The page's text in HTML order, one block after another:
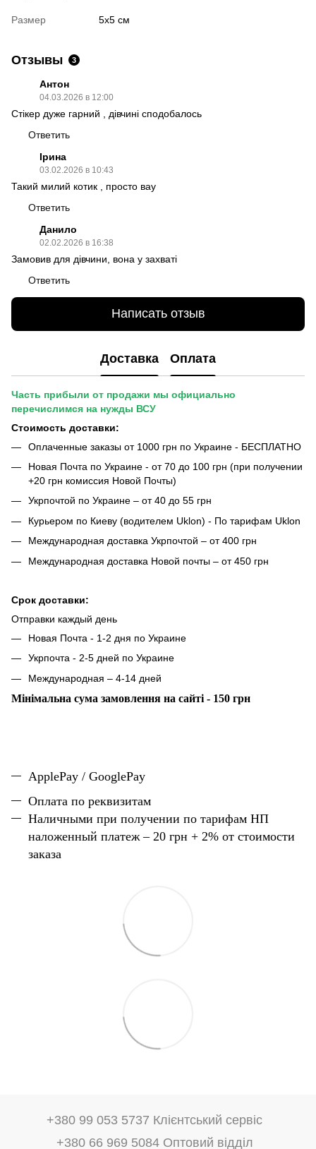
Размер 5х5 см
Отзывы 3
Антон
04.03.2026 в 12:00
Стікер дуже гарний , дівчині сподобалось
Ответить
Ірина
03.02.2026 в 10:43
Такий милий котик , просто вау
Ответить
Данило
02.02.2026 в 16:38
Замовив для дівчини, вона у захваті
Ответить
Написать отзыв
Доставка Оплата
Часть прибыли от продажи мы официально
перечислимся на нужды ВСУ
Стоимость доставки:
Оплаченные заказы от 1000 грн по Украине - БЕСПЛАТНО
Новая Почта по Украине - от 70 до 100 грн (при получении
+20 грн комиссия Новой Почты)
Укрпочтой по Украине – от 40 до 55 грн
Курьером по Киеву (водителем Uklon) - По тарифам Uklon
Международная доставка Укрпочтой – от 400 грн
Международная доставка Новой почты – от 450 грн
Срок доставки:
Отправки каждый день
Новая Почта - 1-2 дня по Украине
Укрпочта - 2-5 дней по Украине
Международная – 4-14 дней
Мінімальна сума замовлення на сайті - 150 грн
ApplePay / GooglePay
Оплата по реквизитам
Наличными при получении по тарифам НП
наложенный платеж – 20 грн + 2% от стоимости
заказа
+380 99 053 5737 Клієнтський сервіс
+380 66 969 5084 Оптовий відділ